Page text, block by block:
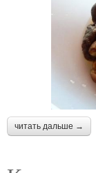
читать дальше →